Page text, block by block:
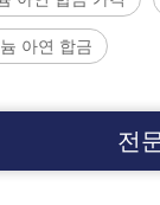
아연 합금
전